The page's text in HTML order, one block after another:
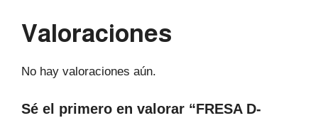
Valoraciones
No hay valoraciones aún.
Sé el primero en valorar “FRESA D-